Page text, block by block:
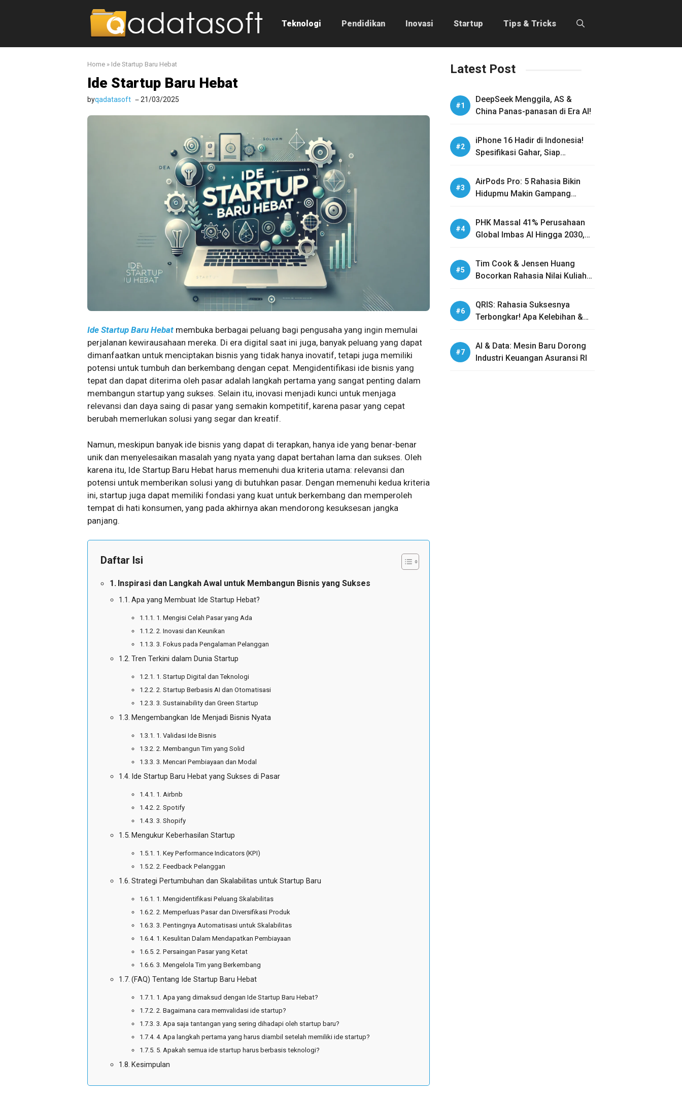
Teknologi Pendidikan Inovasi Startup Tips & Tricks
Home » Ide Startup Baru Hebat
Ide Startup Baru Hebat
byqadatasoft 21/03/2025
Ide Startup Baru Hebat membuka berbagai peluang bagi pengusaha yang ingin memulai
perjalanan kewirausahaan mereka. Di era digital saat ini juga, banyak peluang yang dapat
dimanfaatkan untuk menciptakan bisnis yang tidak hanya inovatif, tetapi juga memiliki
potensi untuk tumbuh dan berkembang dengan cepat. Mengidentifikasi ide bisnis yang
tepat dan dapat diterima oleh pasar adalah langkah pertama yang sangat penting dalam
membangun startup yang sukses. Selain itu, inovasi menjadi kunci untuk menjaga
relevansi dan daya saing di pasar yang semakin kompetitif, karena pasar yang cepat
berubah memerlukan solusi yang segar dan kreatif.
Namun, meskipun banyak ide bisnis yang dapat di terapkan, hanya ide yang benar-benar
unik dan menyelesaikan masalah yang nyata yang dapat bertahan lama dan sukses. Oleh
karena itu, Ide Startup Baru Hebat harus memenuhi dua kriteria utama: relevansi dan
potensi untuk memberikan solusi yang di butuhkan pasar. Dengan memenuhi kedua kriteria
ini, startup juga dapat memiliki fondasi yang kuat untuk berkembang dan memperoleh
tempat di hati konsumen, yang pada akhirnya akan mendorong kesuksesan jangka
panjang.
Daftar Isi
Inspirasi dan Langkah Awal untuk Membangun Bisnis yang Sukses
Apa yang Membuat Ide Startup Hebat?
1. Mengisi Celah Pasar yang Ada
2. Inovasi dan Keunikan
3. Fokus pada Pengalaman Pelanggan
Tren Terkini dalam Dunia Startup
1. Startup Digital dan Teknologi
2. Startup Berbasis AI dan Otomatisasi
3. Sustainability dan Green Startup
Mengembangkan Ide Menjadi Bisnis Nyata
1. Validasi Ide Bisnis
2. Membangun Tim yang Solid
3. Mencari Pembiayaan dan Modal
Ide Startup Baru Hebat yang Sukses di Pasar
1. Airbnb
2. Spotify
3. Shopify
Mengukur Keberhasilan Startup
1. Key Performance Indicators (KPI)
2. Feedback Pelanggan
Strategi Pertumbuhan dan Skalabilitas untuk Startup Baru
1. Mengidentifikasi Peluang Skalabilitas
2. Memperluas Pasar dan Diversifikasi Produk
3. Pentingnya Automatisasi untuk Skalabilitas
1. Kesulitan Dalam Mendapatkan Pembiayaan
2. Persaingan Pasar yang Ketat
3. Mengelola Tim yang Berkembang
(FAQ) Tentang Ide Startup Baru Hebat
1. Apa yang dimaksud dengan Ide Startup Baru Hebat?
2. Bagaimana cara memvalidasi ide startup?
3. Apa saja tantangan yang sering dihadapi oleh startup baru?
4. Apa langkah pertama yang harus diambil setelah memiliki ide startup?
5. Apakah semua ide startup harus berbasis teknologi?
Kesimpulan
Latest Post
DeepSeek Menggila, AS &
China Panas-panasan di Era AI!
iPhone 16 Hadir di Indonesia!
Spesifikasi Gahar, Siap
AirPods Pro: 5 Rahasia Bikin
Hidupmu Makin Gampang
PHK Massal 41% Perusahaan
Global Imbas AI Hingga 2030,
Tim Cook & Jensen Huang
Bocorkan Rahasia Nilai Kuliah
QRIS: Rahasia Suksesnya
Terbongkar! Apa Kelebihan &
AI & Data: Mesin Baru Dorong
Industri Keuangan Asuransi RI